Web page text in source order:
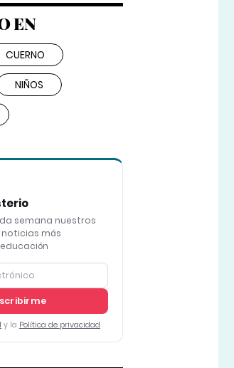
EN
CUERNO
NIÑOS
semana nuestros
más
y la Política de privacidad